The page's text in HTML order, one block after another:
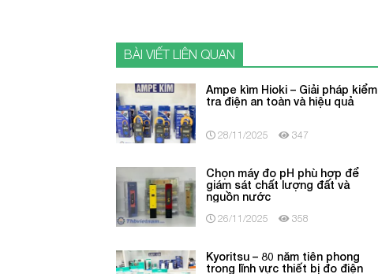
BÀI VIẾT LIÊN QUAN
Ampe kìm Hioki – Giải pháp kiểm
tra điện an toàn và hiệu quả
28/11/2025 347
Chọn máy đo pH phù hợp để
giám sát chất lượng đất và
nguồn nước
26/11/2025 358
Kyoritsu – 80 năm tiên phong
trong lĩnh vực thiết bị đo điện